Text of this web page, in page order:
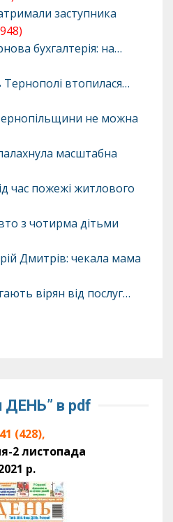
заступника
бухгалтерія: на…
Тернополі втопилася…
не можна
масштабна
час пожежі житлового
з чотирма дітьми
Дмитрів: чекала мама
вірян від послуг…
ДЕНЬ” в pdf
(428),
2 листопада
р.